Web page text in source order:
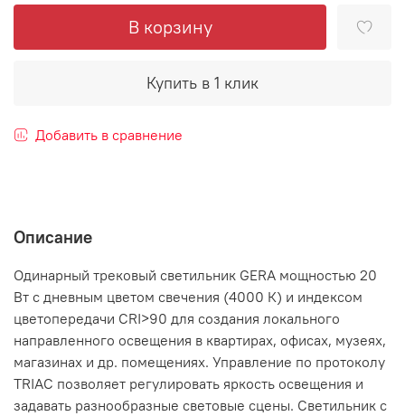
В корзину
Купить в 1 клик
Добавить в сравнение
Описание
Одинарный трековый светильник GERA мощностью 20
Вт с дневным цветом свечения (4000 К) и индексом
цветопередачи CRI>90 для создания локального
направленного освещения в квартирах, офисах, музеях,
магазинах и др. помещениях. Управление по протоколу
TRIAC позволяет регулировать яркость освещения и
задавать разнообразные световые сцены. Светильник с